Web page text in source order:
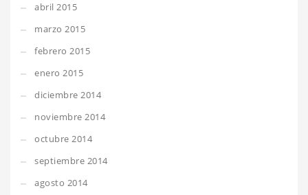
abril 2015
marzo 2015
febrero 2015
enero 2015
diciembre 2014
noviembre 2014
octubre 2014
septiembre 2014
agosto 2014